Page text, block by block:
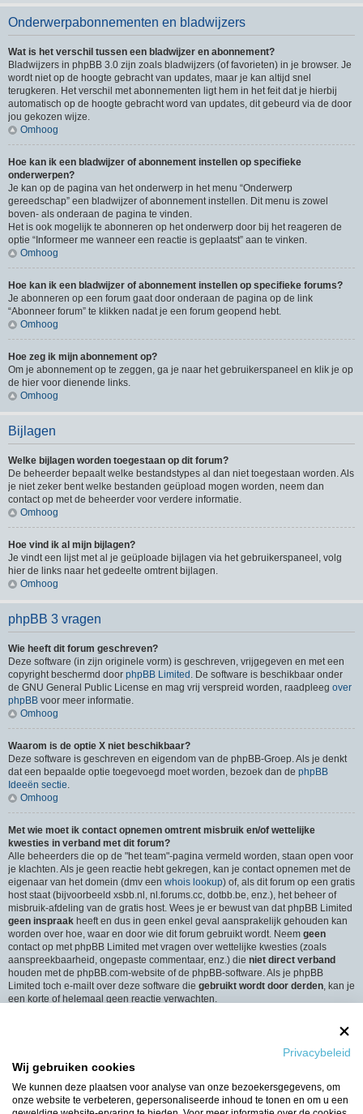
Privacybeleid
Wij gebruiken cookies
We kunnen deze plaatsen voor analyse van onze bezoekersgegevens, om
onze website te verbeteren, gepersonaliseerde inhoud te tonen en om u een
Onderwerpabonnementen en bladwijzers
Wat is het verschil tussen een bladwijzer en abonnement?
Bladwijzers in phpBB 3.0 zijn zoals bladwijzers (of favorieten) in je browser. Je
wordt niet op de hoogte gebracht van updates, maar je kan altijd snel
terugkeren. Het verschil met abonnementen ligt hem in het feit dat je hierbij
automatisch op de hoogte gebracht word van updates, dit gebeurd via de door
jou gekozen wijze.
Omhoog
Hoe kan ik een bladwijzer of abonnement instellen op specifieke
onderwerpen?
Je kan op de pagina van het onderwerp in het menu “Onderwerp
gereedschap” een bladwijzer of abonnement instellen. Dit menu is zowel
boven- als onderaan de pagina te vinden.
Het is ook mogelijk te abonneren op het onderwerp door bij het reageren de
optie “Informeer me wanneer een reactie is geplaatst” aan te vinken.
Omhoog
Hoe kan ik een bladwijzer of abonnement instellen op specifieke forums?
Je abonneren op een forum gaat door onderaan de pagina op de link
“Abonneer forum” te klikken nadat je een forum geopend hebt.
Omhoog
Hoe zeg ik mijn abonnement op?
Om je abonnement op te zeggen, ga je naar het gebruikerspaneel en klik je op
de hier voor dienende links.
Omhoog
Bijlagen
Welke bijlagen worden toegestaan op dit forum?
De beheerder bepaalt welke bestandstypes al dan niet toegestaan worden. Als
je niet zeker bent welke bestanden geüpload mogen worden, neem dan
contact op met de beheerder voor verdere informatie.
Omhoog
Hoe vind ik al mijn bijlagen?
Je vindt een lijst met al je geüploade bijlagen via het gebruikerspaneel, volg
hier de links naar het gedeelte omtrent bijlagen.
Omhoog
phpBB 3 vragen
Wie heeft dit forum geschreven?
Deze software (in zijn originele vorm) is geschreven, vrijgegeven en met een
copyright beschermd door phpBB Limited . De software is beschikbaar onder
de GNU General Public License en mag vrij verspreid worden, raadpleeg over
phpBB voor meer informatie.
Omhoog
Waarom is de optie X niet beschikbaar?
Deze software is geschreven en eigendom van de phpBB-Groep. Als je denkt
dat een bepaalde optie toegevoegd moet worden, bezoek dan de phpBB
Ideeën sectie.
Omhoog
Met wie moet ik contact opnemen omtrent misbruik en/of wettelijke
kwesties in verband met dit forum?
Alle beheerders die op de "het team"-pagina vermeld worden, staan open voor
je klachten. Als je geen reactie hebt gekregen, kan je contact opnemen met de
eigenaar van het domein (dmv een whois lookup) of, als dit forum op een gratis
host staat (bijvoorbeeld xsbb.nl, nl.forums.cc, dotbb.be, enz.), het beheer of
misbruik-afdeling van de gratis host. Wees je er bewust van dat phpBB Limited
geen inspraak heeft en dus in geen enkel geval aansprakelijk gehouden kan
worden over hoe, waar en door wie dit forum gebruikt wordt. Neem geen
contact op met phpBB Limited met vragen over wettelijke kwesties (zoals
aanspreekbaarheid, ongepaste commentaar, enz.) die niet direct verband
houden met de phpBB.com-website of de phpBB-software. Als je phpBB
Limited toch e-mailt over deze software die gebruikt wordt door derden, kan je
een korte of helemaal geen reactie verwachten.
Alle gebruikers van het forum kunnen gebruik maken van het “Contact”-
formulier, als de optie is ingeschakeld door de beheerders.
Leden van het forum kunnen ook gebruik maken van de “Het Team”-link.
Omhoog